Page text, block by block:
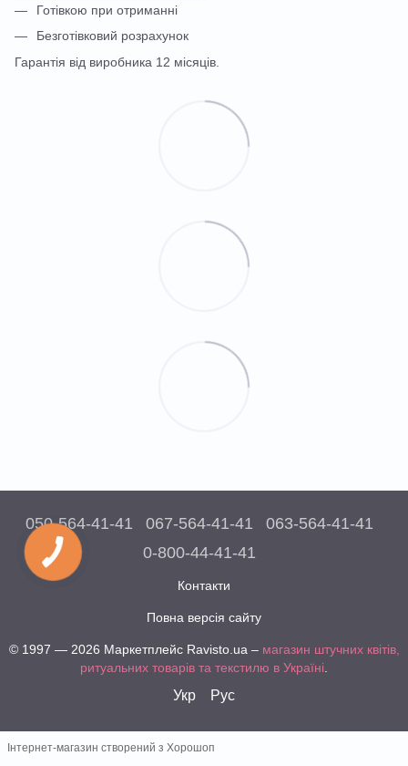
Готівкою при отриманні
Безготівковий розрахунок
Гарантія від виробника 12 місяців.
050-564-41-41 067-564-41-41
063-564-41-41
0-800-44-41-41
Контакти
Повна версія сайту
© 1997 — 2026 Маркетплейс Ravisto.ua – магазин штучних квітів,
ритуальних товарів та текстилю в Україні
Укр Рус
Інтернет-магазин створений з Хорошоп